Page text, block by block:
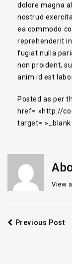
dolore magna
nostrud
ea commodo
reprehenderit
fugiat nulla
non proident,
anim id est
Posted as per
href= »http://
target=
View
Previous Post